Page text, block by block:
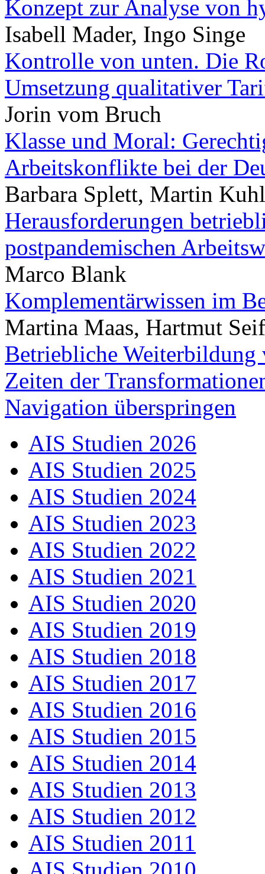
Konzept zur Analyse von
Isabell Mader, Ingo Singe
Kontrolle von unten. Die
Umsetzung qualitativer
Jorin vom Bruch
Klasse und Moral:
Arbeitskonflikte bei der
Barbara Splett, Martin
Herausforderungen
postpandemischen
Marco Blank
Komplementärwissen im
Martina Maas, Hartmut
Betriebliche
Zeiten der
Navigation überspringen
AIS Studien 2026
AIS Studien 2025
AIS Studien 2024
AIS Studien 2023
AIS Studien 2022
AIS Studien 2021
AIS Studien 2020
AIS Studien 2019
AIS Studien 2018
AIS Studien 2017
AIS Studien 2016
AIS Studien 2015
AIS Studien 2014
AIS Studien 2013
AIS Studien 2012
AIS Studien 2011